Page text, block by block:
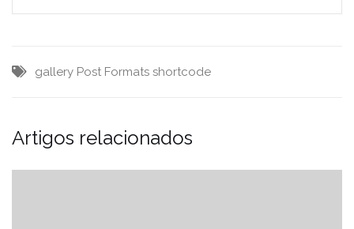
gallery Post Formats shortcode
Artigos relacionados